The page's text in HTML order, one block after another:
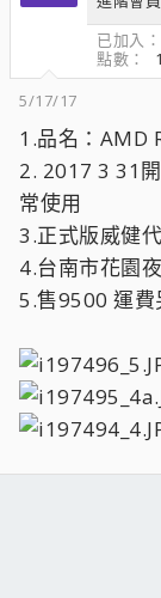
已加入
點數
5/17/17
1.品名：AMD
2. 2017 3 31
常使用
3.正式版威健
4.台南市花園
5.售9500 運費